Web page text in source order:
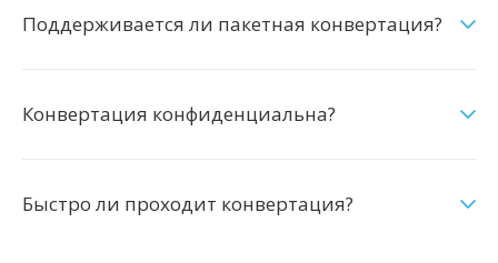
Поддерживается ли пакетная конвертация?
Конвертация конфиденциальна?
Быстро ли проходит конвертация?